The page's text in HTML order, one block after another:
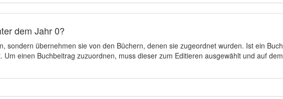
dem Jahr 0?
sondern übernehmen sie von den Büchern, denen sie zugeordnet wurden. Ist ein
einen Buchbeitrag zuzuordnen, muss dieser zum Editieren ausgewählt und auf